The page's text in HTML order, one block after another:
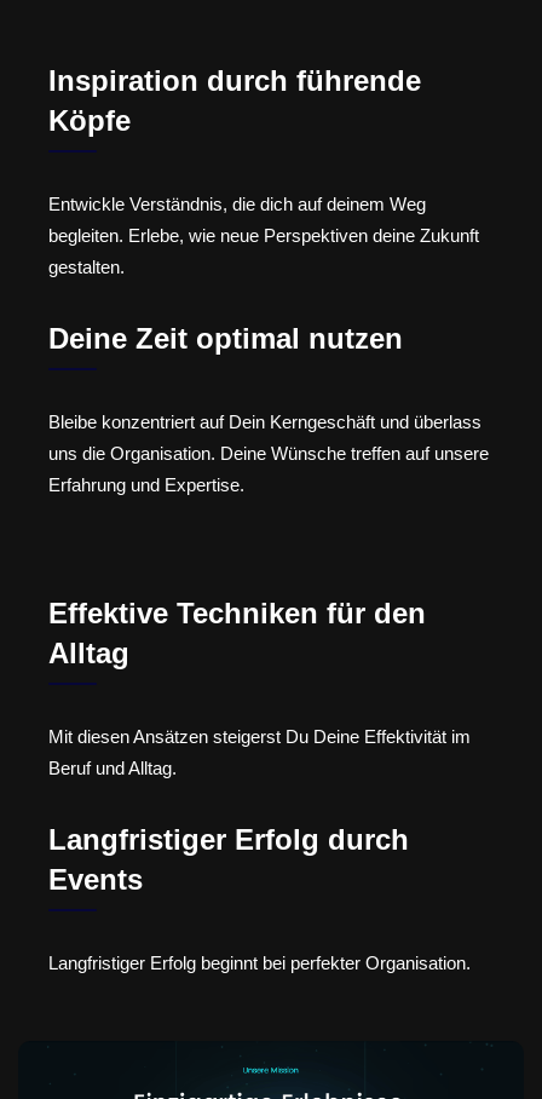
Inspiration durch führende
Köpfe
Entwickle Verständnis, die dich auf deinem Weg
begleiten. Erlebe, wie neue Perspektiven deine Zukunft
gestalten.
Deine Zeit optimal nutzen
Bleibe konzentriert auf Dein Kerngeschäft und überlass
uns die Organisation. Deine Wünsche treffen auf unsere
Erfahrung und Expertise.
Effektive Techniken für den
Alltag
Mit diesen Ansätzen steigerst Du Deine Effektivität im
Beruf und Alltag.
Langfristiger Erfolg durch
Events
Langfristiger Erfolg beginnt bei perfekter Organisation.